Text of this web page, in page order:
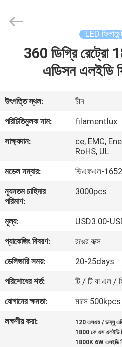
আমাদের
সম্পর্কে
কারখানা
ভ্রমণ
মান
নিয়ন্ত্রণ
যোগাযোগ
করুন
উদ্ধৃতির
Technology
LED
360 ডিগ্রি রেট্রো
এডিসন এলইডি
উৎপত্তি স্থল:
চীন
পরিচিতিমুলক নাম:
filamentlux
সাক্ষ্যদান:
ce, EMC,
RoHS, UL
মডেল নম্বার:
ভিএফএল-
ন্যূনতম চাহিদার
পরিমাণ:
3000pcs
মূল্য:
USD3.00-
প্যাকেজিং বিবরণ:
রঙের বাক্স
ডেলিভারি সময়:
20-25days
পরিশোধের শর্ত:
টি / টি বা এল /
যোগানের ক্ষমতা:
মাসে 500kpcs
লক্ষণীয় করা:
120 এলএম / ডাব্লু
1800 কে এস এলইডি
1800K 6W এলইডি